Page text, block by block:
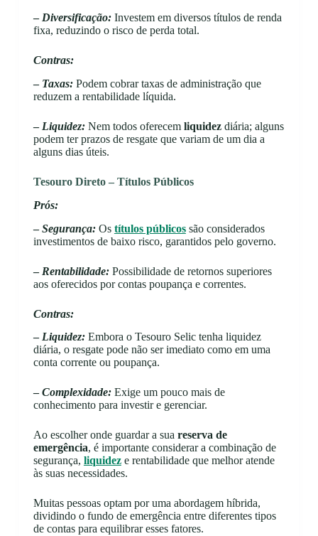
– Diversificação:Investem em diversos títulos de renda
fixa, reduzindo o risco de perda total.
Contras:
– Taxas:Podem cobrar taxas de administração que
reduzem a rentabilidade líquida.
– Liquidez:Nem todos oferecem liquidezdiária; alguns
podem ter prazos de resgate que variam de um dia a
alguns dias úteis.
Tesouro Direto – Títulos Públicos
Prós:
–Segurança:Os títulos públicossão considerados
investimentos de baixo risco, garantidos pelo governo.
– Rentabilidade:Possibilidade de retornos superiores
aos oferecidos por contas poupança e correntes.
Contras:
– Liquidez:Embora o Tesouro Selic tenha liquidez
diária, o resgate pode não ser imediato como em uma
conta corrente ou poupança.
–Complexidade:Exige um pouco mais de
conhecimento para investir e gerenciar.
Ao escolher onde guardar a sua reserva de
emergência, é importante considerar a combinação de
segurança, liquideze rentabilidade que melhor atende
às suas necessidades.
Muitas pessoas optam por uma abordagem híbrida,
dividindo o fundo de emergência entre diferentes tipos
de contas para equilibrar esses fatores.